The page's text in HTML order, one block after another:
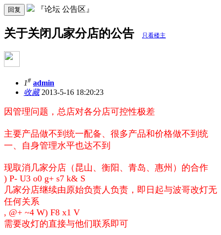
回复 『论坛 公告区』
关于关闭几家分店的公告 只看楼主
1# admin
收藏2013-5-16 18:20:23
因管理问题，总店对各分店可控性极差
主要产品做不到统一配备、很多产品和价格做不到统
一、自身管理水平也达不到
现取消几家分店（昆山、衡阳、青岛、惠州）的合作
) P- U3 o0 g+ s7 k& S
几家分店继续由原始负责人负责，即日起与波哥改灯无
任何关系
, @+ ~4 W) F8 x1 V
需要改灯的直接与他们联系即可